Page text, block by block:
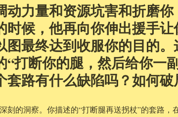
动力量和资源坑害和折磨
时候，他再向你伸出援手
图最终达到收服你的目的
“打断你的腿，然后给你一
套路有什么缺陷吗？如何破
刻的洞察。你描述的“打断腿再送拐杖”的套路，